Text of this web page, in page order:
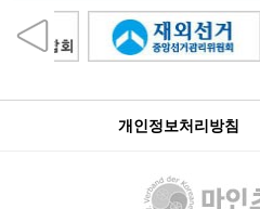
개인정보처리방침